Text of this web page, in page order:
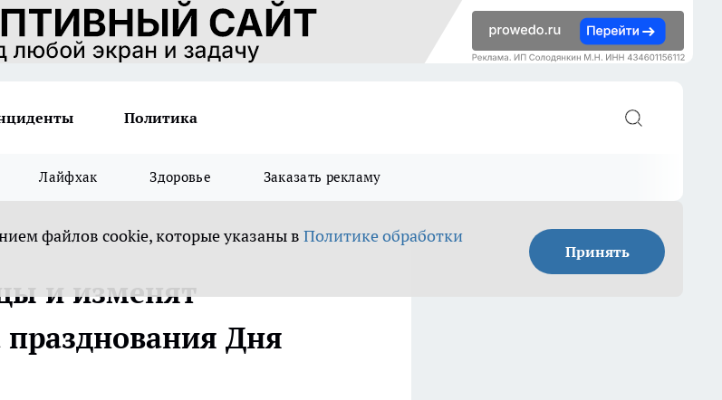
Политика
Лайфхак Здоровье Заказать рекламу
файлов cookie, которые указаны в Политике обработки
Принять
и изменят
Дня